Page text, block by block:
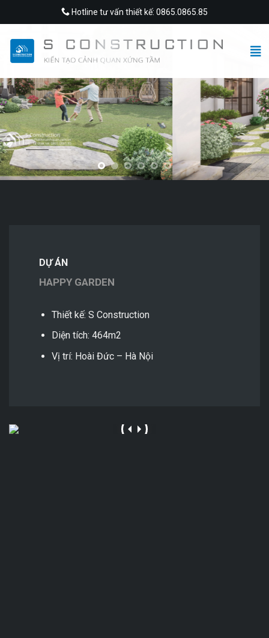
to
content
Hotline tư vấn thiết kế: 0865.0865.85
DỰ ÁN
HAPPY GARDEN
Thiết kế: S Construction
Diện tích: 464m2
Vị trí: Hoài Đức – Hà Nội